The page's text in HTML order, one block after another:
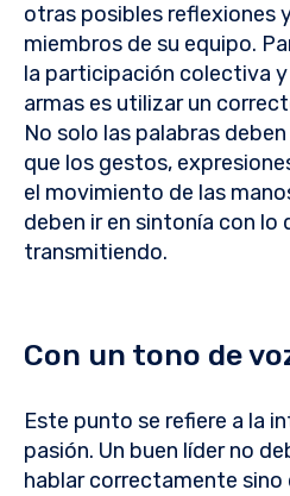
otras posibles reflexiones
miembros de su equipo.
la participación colectiva
armas es utilizar un
No solo las palabras
que los gestos,
el movimiento de las
deben ir en sintonía con lo
transmitiendo.
Con un tono de
Este punto se refiere a la
pasión. Un buen líder no
hablar correctamente sino